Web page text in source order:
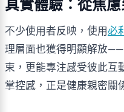
真實體驗：從焦
不少使用者反映，使用必
理層面也獲得明顯解放
束，更能專注感受彼此互
掌控感，正是健康親密關